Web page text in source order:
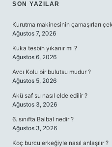
SIDEBAR
SON YAZILAR
Kurutma makinesinin çamaşırları
Ağustos 7, 2026
Kuka tesbih yıkanır mı ?
Ağustos 6, 2026
Avcı Kolu bir bulutsu mudur ?
Ağustos 5, 2026
Akü saf su nasıl elde edilir ?
Ağustos 3, 2026
6. sınıfta Balbal nedir ?
Ağustos 3, 2026
Koç burcu erkeğiyle nasıl anlaşılır ?